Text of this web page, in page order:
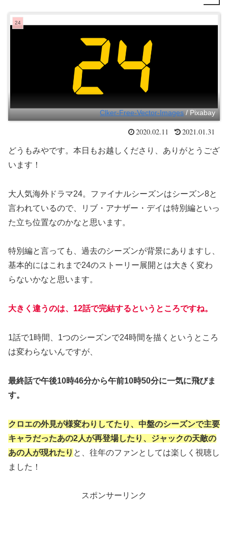
24
Clker-Free-Vector-Images/ Pixabay
2020.02.11 2021.01.31
どうもみやです。本日もお越しくださり、ありがとうござ
います！
大人気海外ドラマ24。ファイナルシーズンはシーズン8と
言われているので、リブ・アナザー・デイは特別編といっ
た立ち位置なのかなと思います。
特別編と言っても、過去のシーズンが背景にありますし、
基本的にはこれまで24のストーリー展開とは大きく変わ
らないかなと思います。
大きく違うのは、12話で完結するというところですね。
1話で1時間、1つのシーズンで24時間を描くというところ
は変わらないんですが、
最終話で午後10時46分から午前10時50分に一気に飛びま
す。
クロエの外見が様変わりしてたり、中盤のシーズンで主要
キャラだったあの2人が再登場したり、ジャックの天敵の
あの人が現れたり と、往年のファンとしては楽しく視聴し
ました！
スポンサーリンク